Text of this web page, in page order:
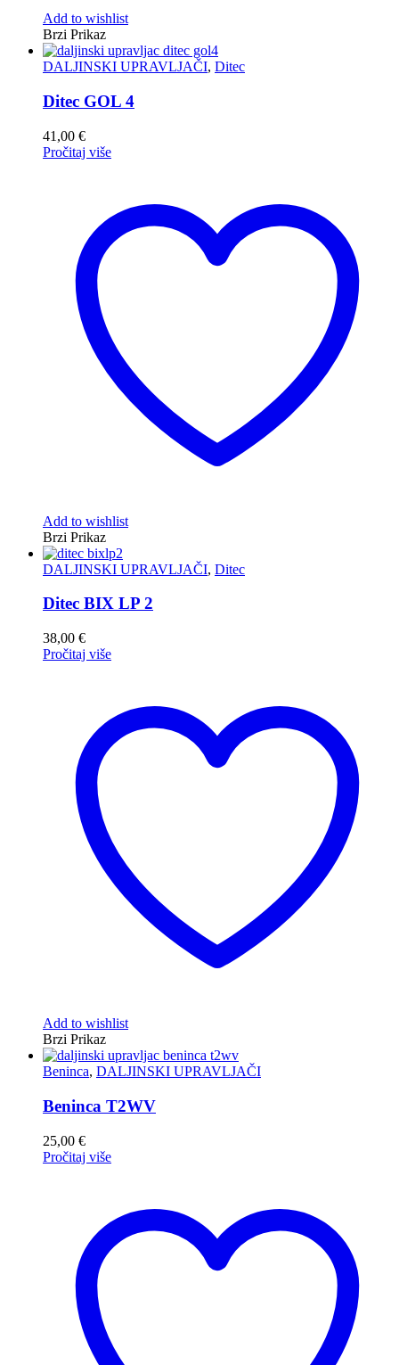
Add to wishlist
Brzi Prikaz
DALJINSKI UPRAVLJAČI, Ditec
Ditec GOL 4
41,00 €
Pročitaj više
Add to wishlist
Brzi Prikaz
DALJINSKI UPRAVLJAČI, Ditec
Ditec BIX LP 2
38,00 €
Pročitaj više
Add to wishlist
Brzi Prikaz
Beninca, DALJINSKI UPRAVLJAČI
Beninca T2WV
25,00 €
Pročitaj više